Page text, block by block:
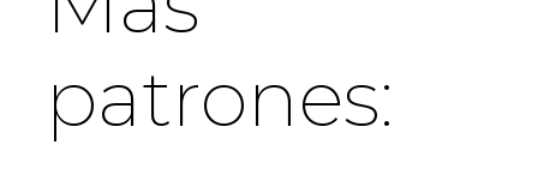
patrones: